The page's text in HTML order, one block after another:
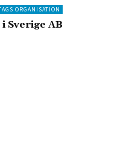
ORGANISATION
Sverige AB